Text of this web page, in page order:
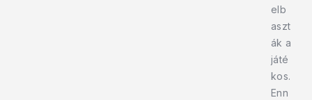
elb
aszt
ák a
játé
kos.
Enn